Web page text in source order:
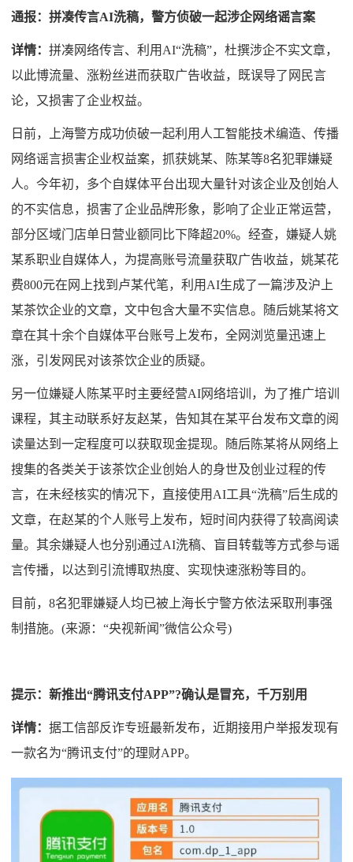
通报：拼凑传言AI洗稿，警方侦破一起涉企网络谣言案
详情： 拼凑网络传言、利用AI“洗稿”，杜撰涉企不实文章，
以此博流量、涨粉丝进而获取广告收益，既误导了网民言
论，又损害了企业权益。
日前，上海警方成功侦破一起利用人工智能技术编造、传播
网络谣言损害企业权益案，抓获姚某、陈某等8名犯罪嫌疑
人。今年初，多个自媒体平台出现大量针对该企业及创始人
的不实信息，损害了企业品牌形象，影响了企业正常运营，
部分区域门店单日营业额同比下降超20%。经查，嫌疑人姚
某系职业自媒体人，为提高账号流量获取广告收益，姚某花
费800元在网上找到卢某代笔，利用AI生成了一篇涉及沪上
某茶饮企业的文章，文中包含大量不实信息。随后姚某将文
章在其十余个自媒体平台账号上发布，全网浏览量迅速上
涨，引发网民对该茶饮企业的质疑。
另一位嫌疑人陈某平时主要经营AI网络培训，为了推广培训
课程，其主动联系好友赵某，告知其在某平台发布文章的阅
读量达到一定程度可以获取现金提现。随后陈某将从网络上
搜集的各类关于该茶饮企业创始人的身世及创业过程的传
言，在未经核实的情况下，直接使用AI工具“洗稿”后生成的
文章，在赵某的个人账号上发布，短时间内获得了较高阅读
量。其余嫌疑人也分别通过AI洗稿、盲目转载等方式参与谣
言传播，以达到引流博取热度、实现快速涨粉等目的。
目前，8名犯罪嫌疑人均已被上海长宁警方依法采取刑事强
制措施。(来源：“央视新闻”微信公众号)
提示：新推出“腾讯支付APP”?确认是冒充，千万别用
详情： 据工信部反诈专班最新发布，近期接用户举报发现有
一款名为“腾讯支付”的理财APP。